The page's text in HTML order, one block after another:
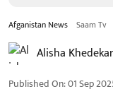
Afganistan News Saam Tv
Alisha Khedekar
Published On:01 Sep